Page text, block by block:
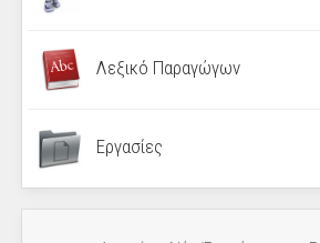
Λεξικό Παραγώγων
Εργασίες